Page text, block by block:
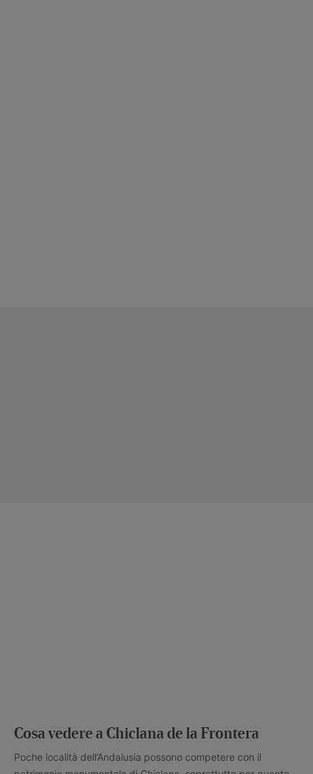
Cosa vedere a Chiclana de la Frontera
Poche località dell’Andalusia possono competere con il